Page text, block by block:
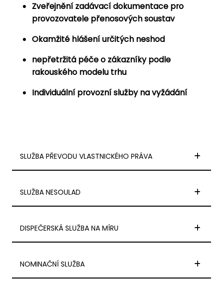
Zveřejnění zadávací dokumentace pro
provozovatele přenosových soustav
Okamžité hlášení určitých neshod
nepřetržitá péče o zákazníky podle
rakouského modelu trhu
Individuální provozní služby na vyžádání
SLUŽBA PŘEVODU VLASTNICKÉHO PRÁVA
SLUŽBA NESOULAD
DISPEČERSKÁ SLUŽBA NA MÍRU
NOMINAČNÍ SLUŽBA